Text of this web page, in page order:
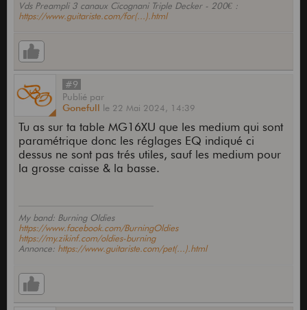
Vds Preampli 3 canaux Cicognani Triple Decker - 200€ :
https://www.guitariste.com/for(...).html
#9
Publié par
Gonefull le 22 Mai 2024, 14:39
Tu as sur ta table MG16XU que les medium qui sont
paramétrique donc les réglages EQ indiqué ci
dessus ne sont pas trés utiles, sauf les medium pour
la grosse caisse & la basse.
My band: Burning Oldies
https://www.facebook.com/BurningOldies
https://my.zikinf.com/oldies-burning
Annonce: https://www.guitariste.com/pet(...).html